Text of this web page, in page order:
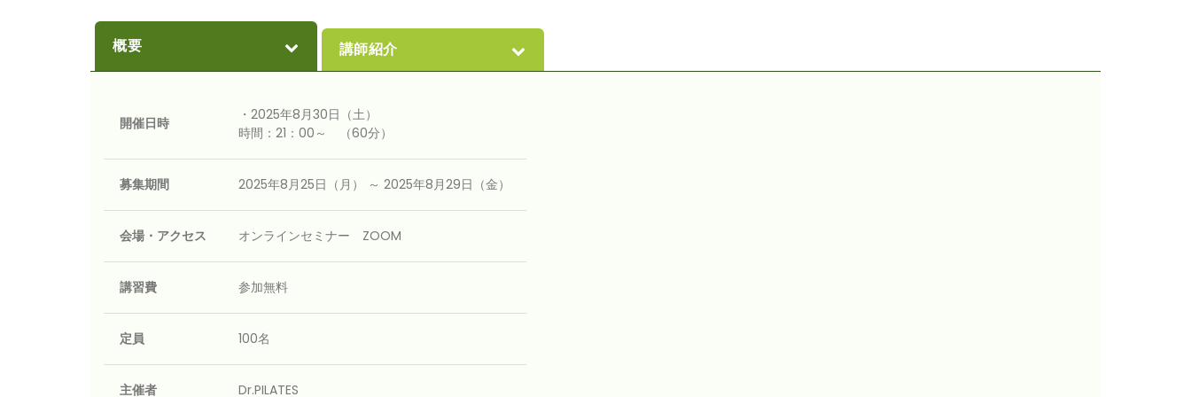
概要 講師紹介
開催日時
・2025年8月30日（土）
時間：21：00～ （60分）
募集期間 2025年8月25日（月） ～ 2025年8月29日（金）
会場・アクセス オンラインセミナー ZOOM
講習費 参加無料
定員 100名
主催者 Dr.PILATES